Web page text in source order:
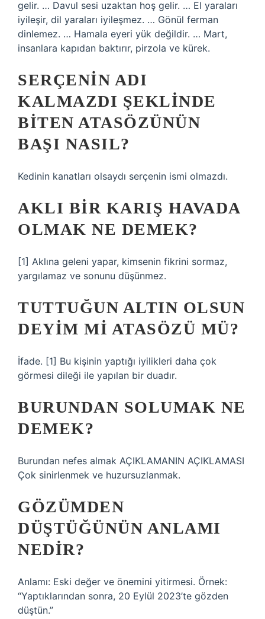
gelir. … Davul sesi uzaktan hoş gelir. … El yaraları
iyileşir, dil yaraları iyileşmez. … Gönül ferman
dinlemez. … Hamala eyeri yük değildir. … Mart,
insanlara kapıdan baktırır, pirzola ve kürek.
SERÇENIN ADI
KALMAZDI ŞEKLINDE
BITEN ATASÖZÜNÜN
BAŞI NASIL?
Kedinin kanatları olsaydı serçenin ismi olmazdı.
AKLI BIR KARIŞ HAVADA
OLMAK NE DEMEK?
[1] Aklına geleni yapar, kimsenin fikrini sormaz,
yargılamaz ve sonunu düşünmez.
TUTTUĞUN ALTIN OLSUN
DEYIM MI ATASÖZÜ MÜ?
İfade. [1] Bu kişinin yaptığı iyilikleri daha çok
görmesi dileği ile yapılan bir duadır.
BURUNDAN SOLUMAK NE
DEMEK?
Burundan nefes almak AÇIKLAMANIN AÇIKLAMASI
Çok sinirlenmek ve huzursuzlanmak.
GÖZÜMDEN
DÜŞTÜĞÜNÜN ANLAMI
NEDIR?
Anlamı: Eski değer ve önemini yitirmesi. Örnek:
“Yaptıklarından sonra, 20 Eylül 2023’te gözden
düştün.”